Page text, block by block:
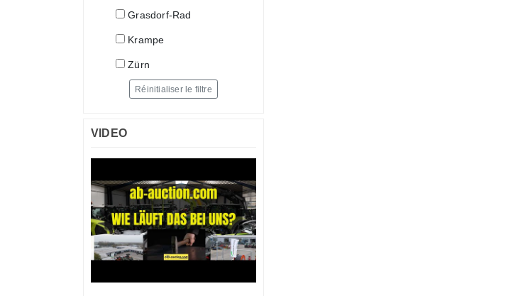
Grasdorf-Rad
Krampe
Zürn
Réinitialiser le filtre
VIDEO